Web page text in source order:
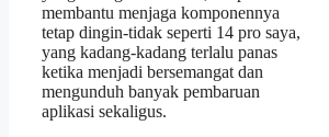
membantu menjaga komponennya
tetap dingin-tidak seperti 14 pro saya,
yang kadang-kadang terlalu panas
ketika menjadi bersemangat dan
mengunduh banyak pembaruan
aplikasi sekaligus.